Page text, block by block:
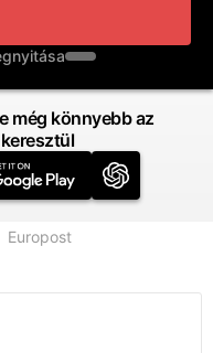
még könnyebb az
Europost